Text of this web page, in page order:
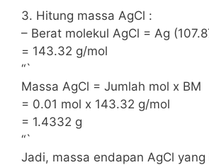
3. Hitung massa AgCl :
– Berat molekul AgCl = Ag
= 143.32 g/mol
“`
Massa AgCl = Jumlah mol x BM
= 0.01 mol x 143.32 g/mol
= 1.4332 g
“`
Jadi, massa endapan AgCl